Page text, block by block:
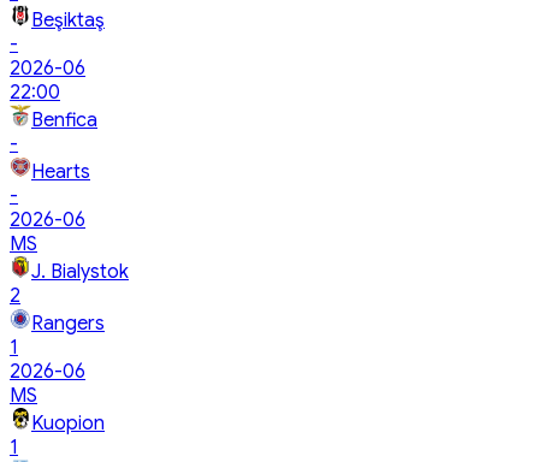
Beşiktaş
-
2026-06
22:00
Benfica
-
Hearts
-
2026-06
MS
J. Bialystok
2
Rangers
1
2026-06
MS
Kuopion
1